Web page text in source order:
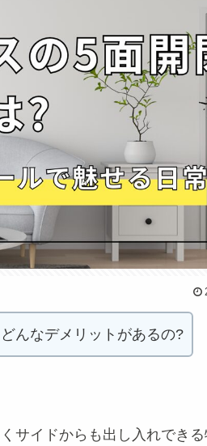
んなデメリットがあるの?
サイドからも出し入れできる